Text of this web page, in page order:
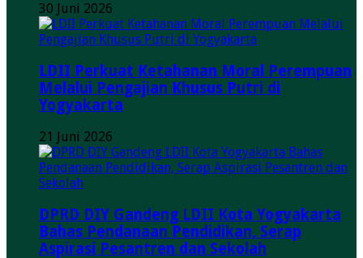
30 Juni 2026
LDII Perkuat Ketahanan Moral Perempuan
Melalui Pengajian Khusus Putri di
Yogyakarta
21 Juni 2026
DPRD DIY Gandeng LDII Kota Yogyakarta
Bahas Pendanaan Pendidikan, Serap
Aspirasi Pesantren dan Sekolah